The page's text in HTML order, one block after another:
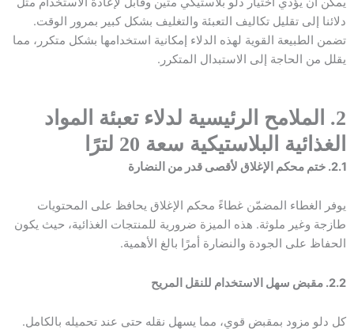
دلائنا إلى تقليل تكاليف التعبئة والتغليف بشكل كبير بمرور الوقت.
تضمن الطبيعة القوية لهذه الدلاء إمكانية استخدامها بشكل متكرر، مما
يقلل من الحاجة إلى الاستبدال المتكرر.
2. الملامح الرئيسية لدلاء تعبئة المواد
الغذائية البلاستيكية سعة 20 لترًا
2.1. ختم محكم الإغلاق لأقصى قدر من النضارة
يوفر الغطاء المضمّن غطاءً محكم الإغلاق يحافظ على المحتويات
طازجة وغير ملوثة. هذه الميزة ضرورية للمنتجات الغذائية، حيث يكون
الحفاظ على الجودة والنضارة أمرًا بالغ الأهمية.
2.2. مقبض سهل الاستخدام للنقل المريح
كل دلو مزود بمقبض قوي، مما يسهل نقله حتى عند تحميله بالكامل.